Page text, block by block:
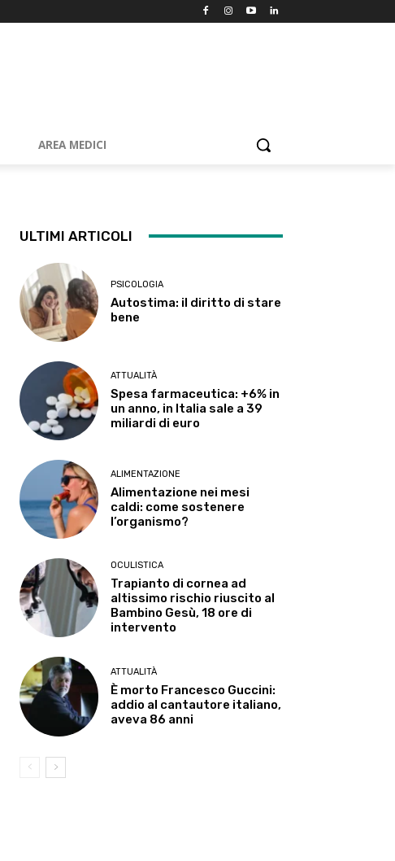
AREA MEDICI
ULTIMI ARTICOLI
PSICOLOGIA
Autostima: il diritto di stare
bene
ATTUALITÀ
Spesa farmaceutica: +6% in
un anno, in Italia sale a 39
miliardi di euro
ALIMENTAZIONE
Alimentazione nei mesi
caldi: come sostenere
l’organismo?
OCULISTICA
Trapianto di cornea ad
altissimo rischio riuscito al
Bambino Gesù, 18 ore di
intervento
ATTUALITÀ
È morto Francesco Guccini:
addio al cantautore italiano,
aveva 86 anni